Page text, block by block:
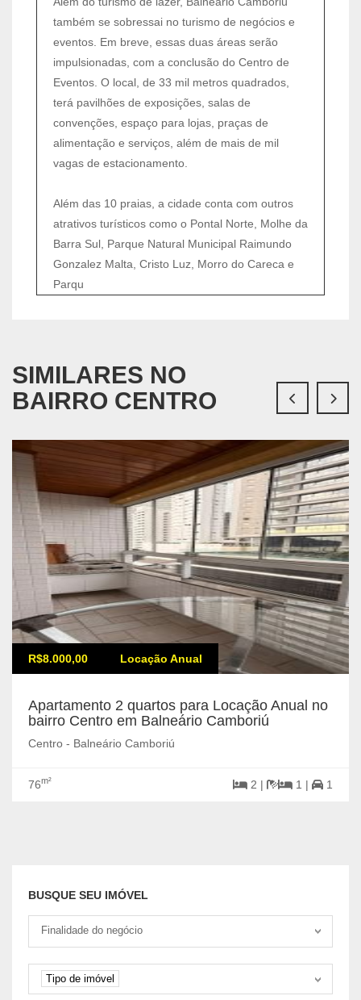
também se sobressai no turismo de negócios e
eventos. Em breve, essas duas áreas serão
impulsionadas, com a conclusão do Centro de
Eventos. O local, de 33 mil metros quadrados,
terá pavilhões de exposições, salas de
convenções, espaço para lojas, praças de
alimentação e serviços, além de mais de mil
vagas de estacionamento.
Além das 10 praias, a cidade conta com outros
atrativos turísticos como o Pontal Norte, Molhe da
Barra Sul, Parque Natural Municipal Raimundo
Gonzalez Malta, Cristo Luz, Morro do Careca e
Parqu
SIMILARES NO
BAIRRO CENTRO
R$8.000,00 Locação Anual
Apartamento 2 quartos para Locação Anual no
bairro Centro em Balneário Camboriú
Centro - Balneário Camboriú
76m² 2 | 1 | 1
BUSQUE SEU IMÓVEL
Tipo negociação
Finalidade do negócio
Tipo de imóvel
Tipo de imóvel